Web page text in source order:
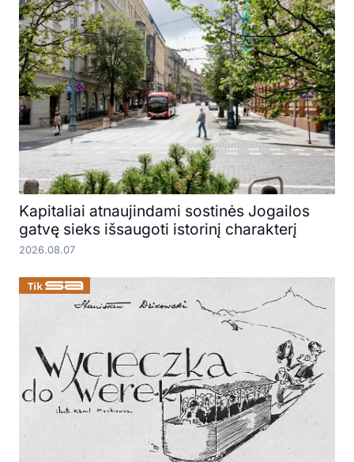
Kapitaliai atnaujindami sostinės Jogailos
gatvę sieks išsaugoti istorinį charakterį
2026.08.07